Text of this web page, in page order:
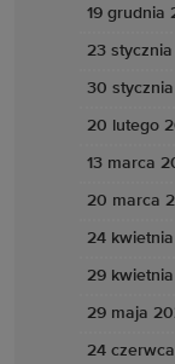
19 grudnia
23
30
20 lutego
13 marca
20 marca
24
29
29 maja
24